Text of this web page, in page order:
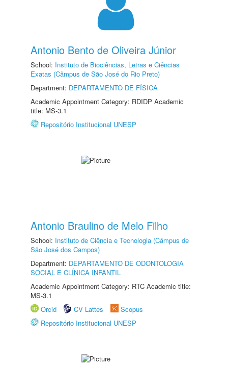
Antonio Bento de Oliveira Júnior
School: Instituto de Biociências, Letras e Ciências
Exatas (Câmpus de São José do Rio Preto)
Department: DEPARTAMENTO DE FÍSICA
Academic Appointment Category: RDIDP Academic
title: MS-3.1
Repositório Institucional UNESP
Antonio Braulino de Melo Filho
School: Instituto de Ciência e Tecnologia (Câmpus de
São José dos Campos)
Department: DEPARTAMENTO DE ODONTOLOGIA
SOCIAL E CLÍNICA INFANTIL
Academic Appointment Category: RTC Academic title:
MS-3.1
Orcid
CV Lattes
Scopus
Repositório Institucional UNESP